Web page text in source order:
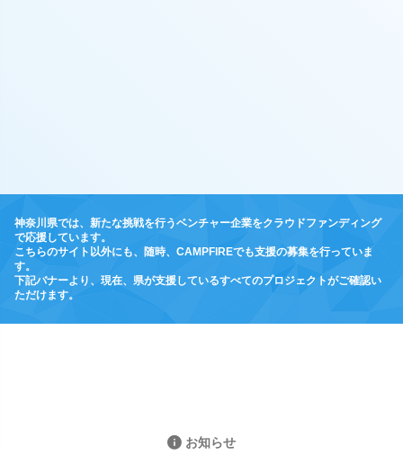
神奈川県では、新たな挑戦を行うベンチャー企業をクラウドファンディング
で応援しています。
こちらのサイト以外にも、随時、CAMPFIREでも支援の募集を行っていま
す。
下記バナーより、現在、県が支援しているすべてのプロジェクトがご確認い
ただけます。
お知らせ